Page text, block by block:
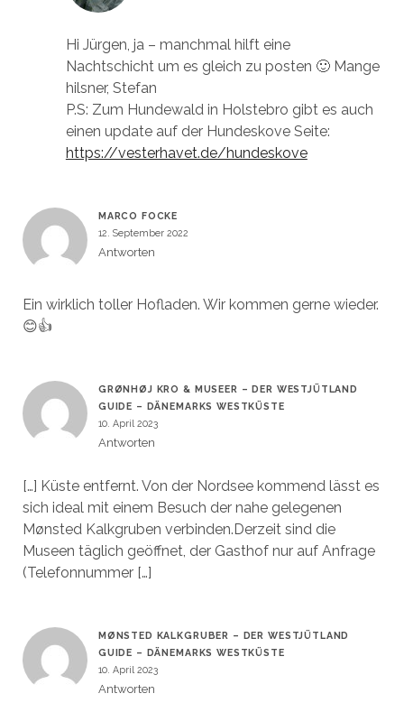
Hi Jürgen, ja – manchmal hilft eine
Nachtschicht um es gleich zu posten 🙂 Mange
hilsner, Stefan
P.S: Zum Hundewald in Holstebro gibt es auch
einen update auf der Hundeskove Seite:
https://vesterhavet.de/hundeskove
MARCO FOCKE
12. September 2022
Antworten
Ein wirklich toller Hofladen. Wir kommen gerne wieder.
😊👍
GRØNHØJ KRO & MUSEER – DER WESTJÜTLAND
GUIDE – DÄNEMARKS WESTKÜSTE
10. April 2023
Antworten
[…] Küste entfernt. Von der Nordsee kommend lässt es
sich ideal mit einem Besuch der nahe gelegenen
Mønsted Kalkgruben verbinden.Derzeit sind die
Museen täglich geöffnet, der Gasthof nur auf Anfrage
(Telefonnummer […]
MØNSTED KALKGRUBER – DER WESTJÜTLAND
GUIDE – DÄNEMARKS WESTKÜSTE
10. April 2023
Antworten